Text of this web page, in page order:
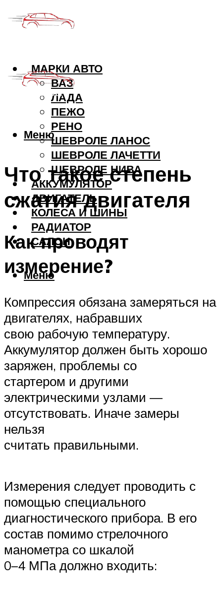
МАРКИ АВТО
ВАЗ
ЛАДА
ПЕЖО
РЕНО
ШЕВРОЛЕ ЛАНОС
ШЕВРОЛЕ ЛАЧЕТТИ
ШЕВРОЛЕ НИВА
АККУМУЛЯТОР
ДВИГАТЕЛЬ
КОЛЕСА И ШИНЫ
РАДИАТОР
САЛОН
Меню
Меню
Что такое степень
сжатия двигателя
Как проводят
измерение?
Компрессия обязана замеряться на
двигателях, набравших
свою рабочую температуру.
Аккумулятор должен быть хорошо
заряжен, проблемы со
стартером и другими
электрическими узлами —
отсутствовать. Иначе замеры
нельзя
считать правильными.
Измерения следует проводить с
помощью специального
диагностического прибора. В его
состав помимо стрелочного
манометра со шкалой
0–4 МПа должно входить: